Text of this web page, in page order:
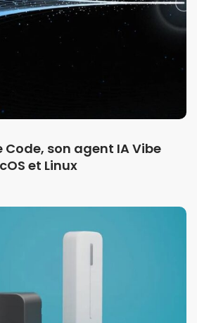
Code, son agent IA Vibe
et Linux